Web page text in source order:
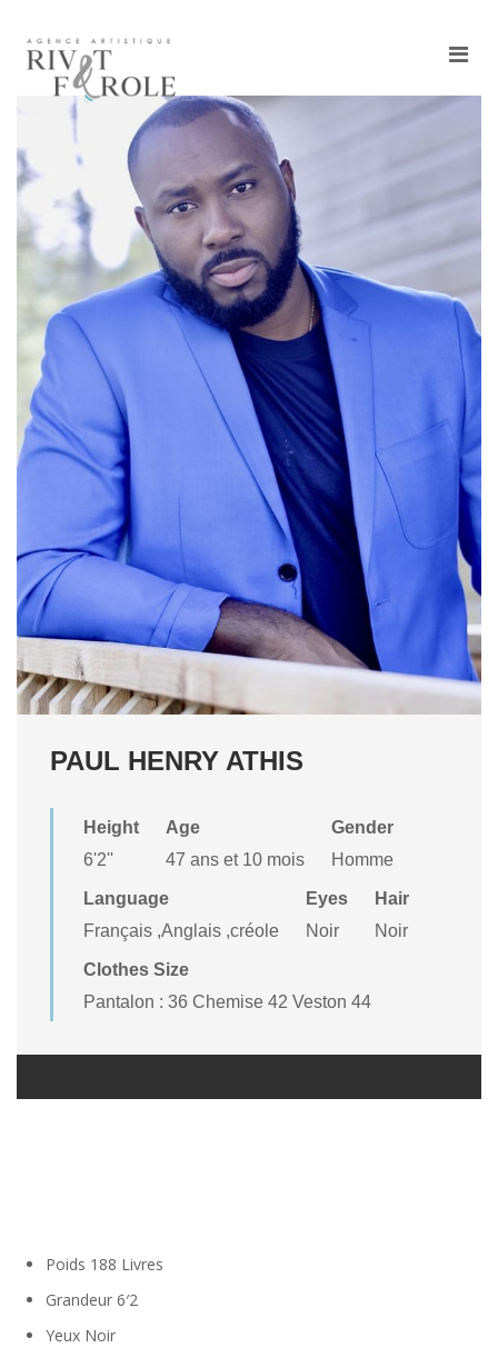
PAUL HENRY ATHIS
Height
6'2''
Age
47 ans et 10 mois
Gender
Homme
Language
Français ,Anglais ,créole
Eyes
Noir
Hair
Noir
Clothes Size
Pantalon : 36 Chemise 42 Veston 44
Poids 188 Livres
Grandeur 6′2
Yeux Noir